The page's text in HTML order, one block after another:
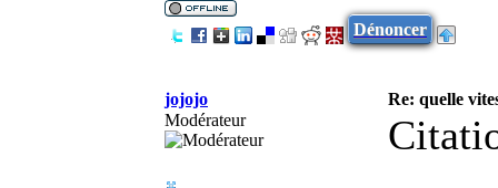
Dénoncer
jojojo
Re: quelle
Modérateur